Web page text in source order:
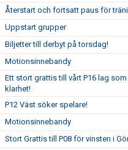
Återstart och fortsatt paus för
Uppstart grupper
Biljetter till derbyt på torsdag!
Motionsinnebandy
Ett stort grattis till vårt P16 lag som
klarhet!
P12 Väst söker spelare!
Motionsinnebandy
Stort Grattis till P08 för vinsten i